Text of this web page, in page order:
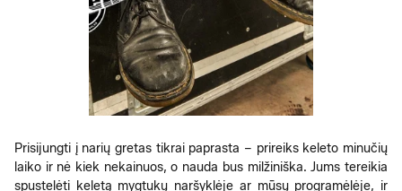
Prisijungti į narių gretas tikrai paprasta – prireiks keleto minučių
laiko ir nė kiek nekainuos, o nauda bus milžiniška. Jums tereikia
spustelėti keletą mygtukų naršyklėje ar mūsų programėlėje, ir